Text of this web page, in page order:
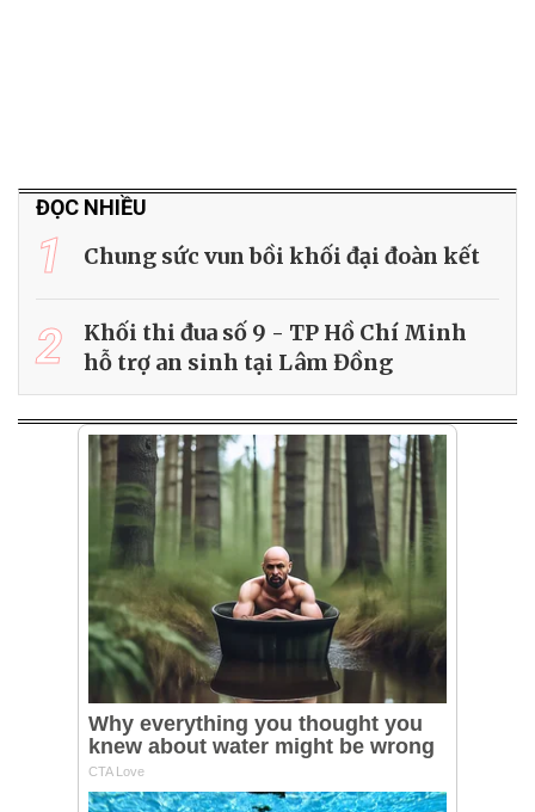
ĐỌC NHIỀU
1 Chung sức vun bồi khối đại đoàn kết
2
Khối thi đua số 9 - TP Hồ Chí Minh
hỗ trợ an sinh tại Lâm Đồng